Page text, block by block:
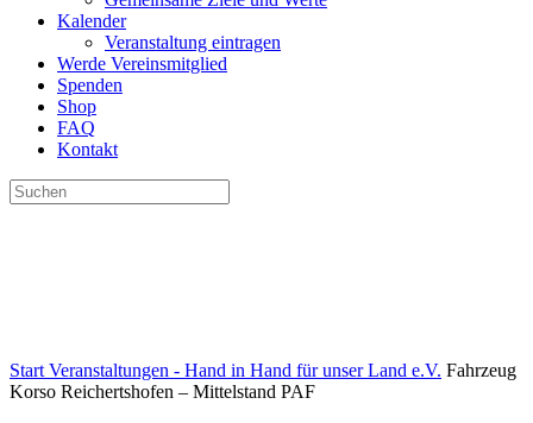
Kalender
Veranstaltung eintragen
Werde Vereinsmitglied
Spenden
Shop
FAQ
Kontakt
Suchen
nach:
Start Veranstaltungen - Hand in Hand für unser Land e.V. Fahrzeug
Korso Reichertshofen – Mittelstand PAF